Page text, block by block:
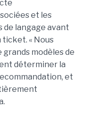
et les
de langage avant
ticket. « Nous
grands modèles de
déterminer la
et